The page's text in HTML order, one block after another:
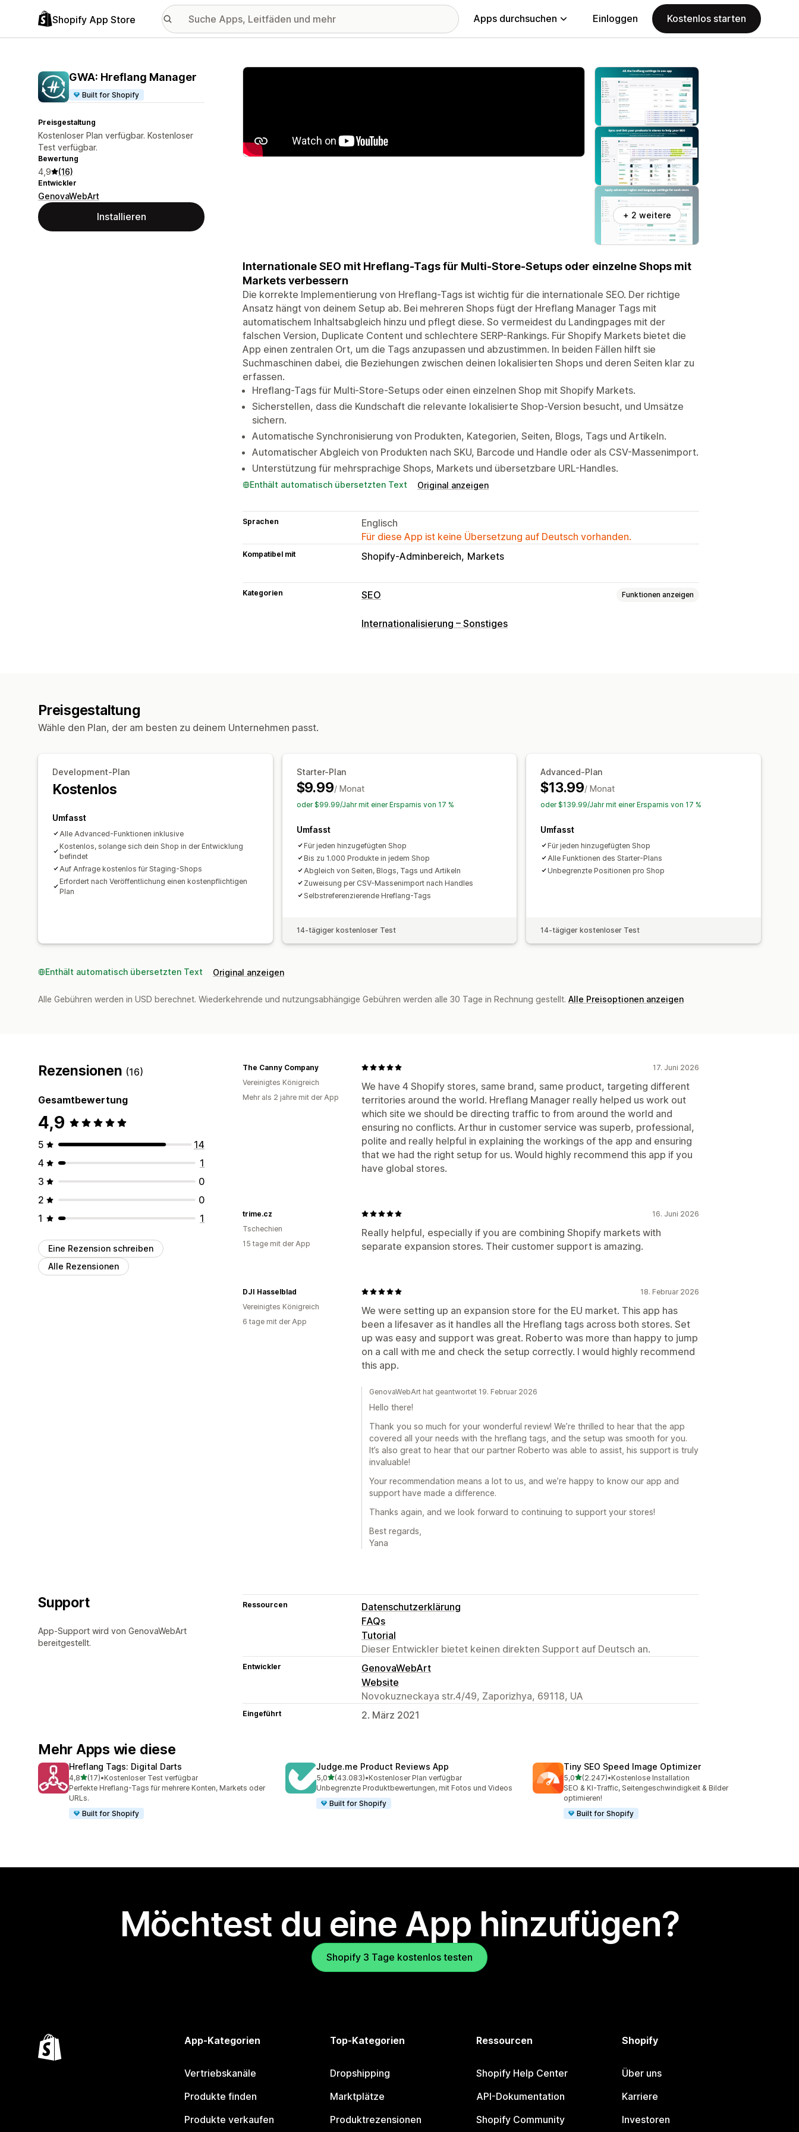
Shopify App Store Apps durchsuchen Einloggen Kostenlos starten
GWA: Hreflang Manager
Built for Shopify
Preisgestaltung
Kostenloser Plan verfügbar. Kostenloser
Test verfügbar.
Bewertung
4,9 (16)
Entwickler
GenovaWebArt
Installieren
Vorgestellte Bildergalerie
+ 2 weitere
Internationale SEO mit Hreflang-Tags für Multi-Store-Setups oder einzelne Shops mit
Markets verbessern
Die korrekte Implementierung von Hreflang-Tags ist wichtig für die internationale SEO. Der richtige
Ansatz hängt von deinem Setup ab. Bei mehreren Shops fügt der Hreflang Manager Tags mit
automatischem Inhaltsabgleich hinzu und pflegt diese. So vermeidest du Landingpages mit der
falschen Version, Duplicate Content und schlechtere SERP-Rankings. Für Shopify Markets bietet die
App einen zentralen Ort, um die Tags anzupassen und abzustimmen. In beiden Fällen hilft sie
Suchmaschinen dabei, die Beziehungen zwischen deinen lokalisierten Shops und deren Seiten klar zu
erfassen.
Hreflang-Tags für Multi-Store-Setups oder einen einzelnen Shop mit Shopify Markets.
Sicherstellen, dass die Kundschaft die relevante lokalisierte Shop-Version besucht, und Umsätze
sichern.
Automatische Synchronisierung von Produkten, Kategorien, Seiten, Blogs, Tags und Artikeln.
Automatischer Abgleich von Produkten nach SKU, Barcode und Handle oder als CSV-Massenimport.
Unterstützung für mehrsprachige Shops, Markets und übersetzbare URL-Handles.
Enthält automatisch übersetzten Text Original anzeigen
Sprachen
Englisch
Für diese App ist keine Übersetzung auf Deutsch vorhanden.
Kompatibel mit Shopify-Adminbereich Markets
Kategorien SEO Funktionen anzeigen
SEO-Tools
Internationalisierung – Sonstiges
Preisgestaltung
Wähle den Plan, der am besten zu deinem Unternehmen passt.
Development-Plan
Kostenlos
Umfasst
Alle Advanced-Funktionen inklusive
Kostenlos, solange sich dein Shop in der Entwicklung
befindet
Auf Anfrage kostenlos für Staging-Shops
Erfordert nach Veröffentlichung einen kostenpflichtigen
Plan
Starter-Plan
$9.99/ Monat
oder $99.99/Jahr mit einer Ersparnis von 17 %
Umfasst
Für jeden hinzugefügten Shop
Bis zu 1.000 Produkte in jedem Shop
Abgleich von Seiten, Blogs, Tags und Artikeln
Zuweisung per CSV-Massenimport nach Handles
Selbstreferenzierende Hreflang-Tags
14-tägiger kostenloser Test
Advanced-Plan
$13.99/ Monat
oder $139.99/Jahr mit einer Ersparnis von 17 %
Umfasst
Für jeden hinzugefügten Shop
Alle Funktionen des Starter-Plans
Unbegrenzte Positionen pro Shop
14-tägiger kostenloser Test
Enthält automatisch übersetzten Text Original anzeigen
Alle Gebühren werden in USD berechnet. Wiederkehrende und nutzungsabhängige Gebühren werden alle 30 Tage in Rechnung gestellt. Alle Preisoptionen anzeigen
Rezensionen (16)
Gesamtbewertung
4,9
5
14
4
1
3
0
2
0
1
1
Eine Rezension schreiben
Alle Rezensionen
17. Juni 2026
We have 4 Shopify stores, same brand, same product, targeting different
territories around the world. Hreflang Manager really helped us work out
which site we should be directing traffic to from around the world and
ensuring no conflicts. Arthur in customer service was superb, professional,
polite and really helpful in explaining the workings of the app and ensuring
that we had the right setup for us. Would highly recommend this app if you
have global stores.
The Canny Company
Vereinigtes Königreich
Mehr als 2 jahre mit der App
16. Juni 2026
Really helpful, especially if you are combining Shopify markets with
separate expansion stores. Their customer support is amazing.
trime.cz
Tschechien
15 tage mit der App
18. Februar 2026
We were setting up an expansion store for the EU market. This app has
been a lifesaver as it handles all the Hreflang tags across both stores. Set
up was easy and support was great. Roberto was more than happy to jump
on a call with me and check the setup correctly. I would highly recommend
this app.
DJI Hasselblad
Vereinigtes Königreich
6 tage mit der App
GenovaWebArt hat geantwortet 19. Februar 2026
Hello there!
Thank you so much for your wonderful review! We’re thrilled to hear that the app
covered all your needs with the hreflang tags, and the setup was smooth for you.
It’s also great to hear that our partner Roberto was able to assist, his support is truly
invaluable!
Your recommendation means a lot to us, and we’re happy to know our app and
support have made a difference.
Thanks again, and we look forward to continuing to support your stores!
Best regards,
Yana
Support
App-Support wird von GenovaWebArt
bereitgestellt.
Ressourcen
Datenschutzerklärung
FAQs
Tutorial
Dieser Entwickler bietet keinen direkten Support auf Deutsch an.
Entwickler
GenovaWebArt
Website
Novokuzneckaya str.4/49, Zaporizhya, 69118, UA
Eingeführt 2. März 2021
Mehr Apps wie diese
Hreflang Tags: Digital Darts
4,8von 5 Sternen
(17)
17 Rezensionen insgesamt
•Kostenloser Test verfügbar
Perfekte Hreflang-Tags für mehrere Konten, Markets oder
URLs.
Built for Shopify
Judge.me Product Reviews App
5,0von 5 Sternen
(43.083)
43083 Rezensionen insgesamt
•Kostenloser Plan verfügbar
Unbegrenzte Produktbewertungen, mit Fotos und Videos
Built for Shopify
Tiny SEO Speed Image Optimizer
5,0von 5 Sternen
(2.247)
2247 Rezensionen insgesamt
•Kostenlose Installation
SEO & KI-Traffic, Seitengeschwindigkeit & Bilder
optimieren!
Built for Shopify
Möchtest du eine App hinzufügen?
Shopify 3 Tage kostenlos testen
App-Kategorien
Vertriebskanäle
Produkte finden
Produkte verkaufen
Top-Kategorien
Dropshipping
Marktplätze
Produktrezensionen
Ressourcen
Shopify Help Center
API-Dokumentation
Shopify Community
Shopify
Über uns
Karriere
Investoren